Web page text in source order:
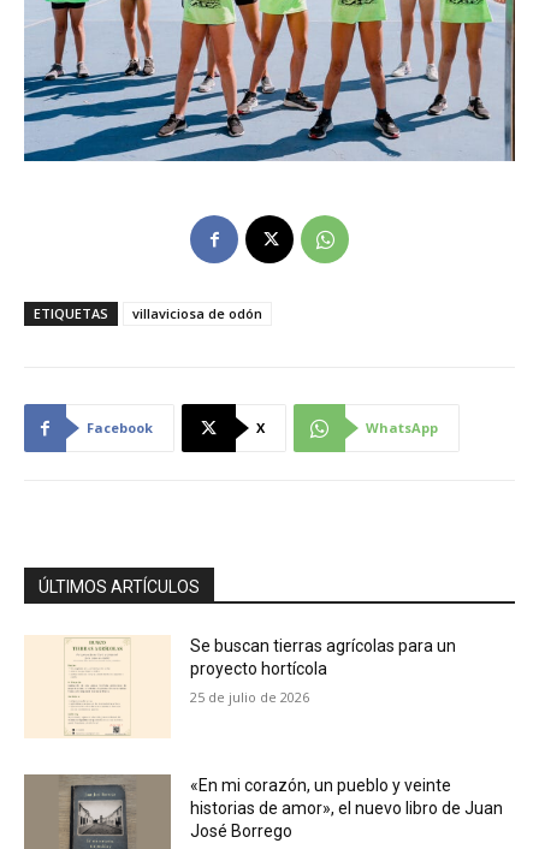
ETIQUETAS villaviciosa de odón
Facebook X WhatsApp
ÚLTIMOS ARTÍCULOS
Se buscan tierras agrícolas para un
proyecto hortícola
25 de julio de 2026
«En mi corazón, un pueblo y veinte
historias de amor», el nuevo libro de Juan
José Borrego